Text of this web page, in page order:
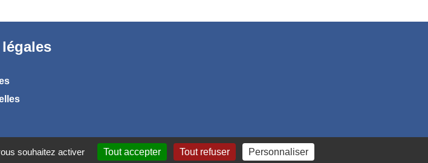
souhaitez activer Tout accepter Tout refuser Personnaliser